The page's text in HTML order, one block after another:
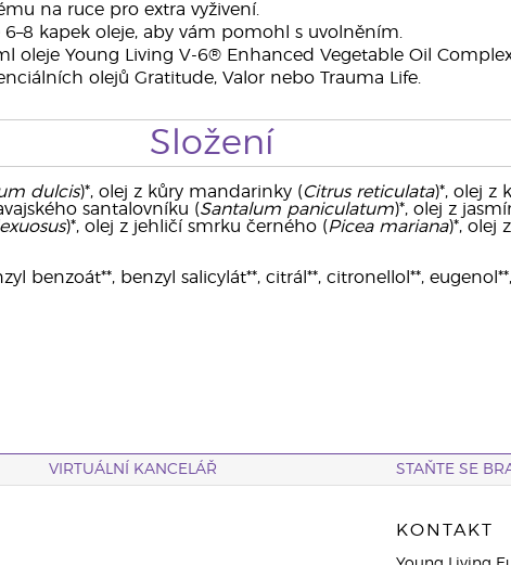
na ruce pro extra vyživení.
kapek oleje, aby vám pomohl s uvolněním.
oleje Young Living V-6® Enhanced Vegetable Oil
olejů Gratitude, Valor nebo Trauma Life.
Složení
dulcis)*, olej z kůry mandarinky (Citrus reticulata)*, olej z
santalovníku (Santalum paniculatum)*, olej z
)*, olej z jehličí smrku černého (Picea mariana)*, olej
benzoát**, benzyl salicylát**, citrál**, citronellol**,
VIRTUÁLNÍ KANCELÁŘ STAŇTE SE
KONTAKT